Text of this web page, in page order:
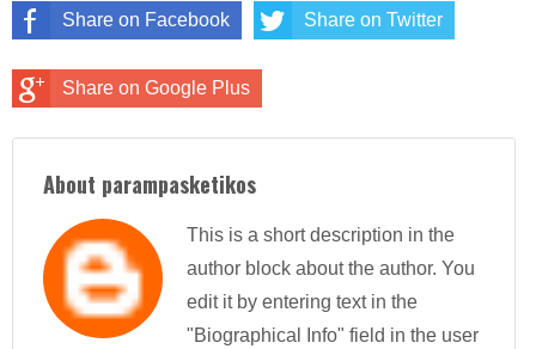
Share on Facebook Share on Twitter
Share on Google Plus
About parampasketikos
This is a short description in the
author block about the author. You
edit it by entering text in the
"Biographical Info" field in the user